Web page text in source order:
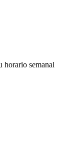
horario semanal